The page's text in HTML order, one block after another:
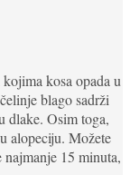
kosa opada u
blago sadrži
dlake. Osim toga,
alopeciju. Možete
15 minuta,